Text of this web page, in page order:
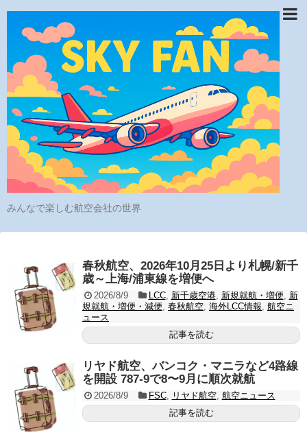
みんなで楽しむ航空会社の世界
春秋航空、2026年10月25日より札幌/新千
歳～上海/浦東線を増便へ
2026/8/9 LCC, 新千歳空港, 新規就航・増便, 新
規就航・増便・減便, 春秋航空, 海外LCC情報, 航空ニ
ュース
記事を読む
リヤド航空、バンコク・マニラなど4路線
を開設 787-9で8〜9月に順次就航
2026/8/9 FSC, リヤド航空, 航空ニュース
記事を読む